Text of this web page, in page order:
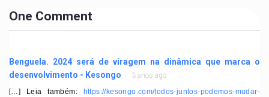
One Comment
Benguela. 2024 será de viragem na dinâmica que marca o
desenvolvimento - Kesongo
3 anos ago
[…] Leia também:
https://kesongo.com/todos-juntos-podemos-mudar-